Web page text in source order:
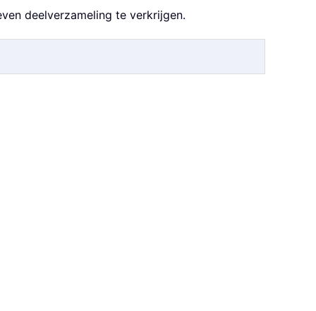
deelverzameling te verkrijgen.